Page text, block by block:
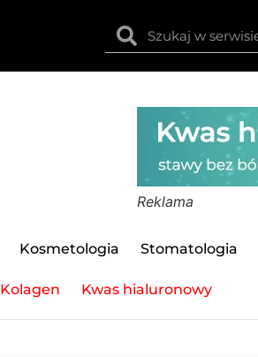
Reklama
Kosmetologia Stomatologia
Kolagen Kwas hialuronowy